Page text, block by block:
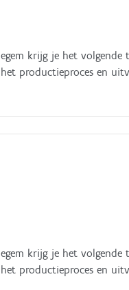
krijg je het
productieproces en
krijg je het
productieproces en